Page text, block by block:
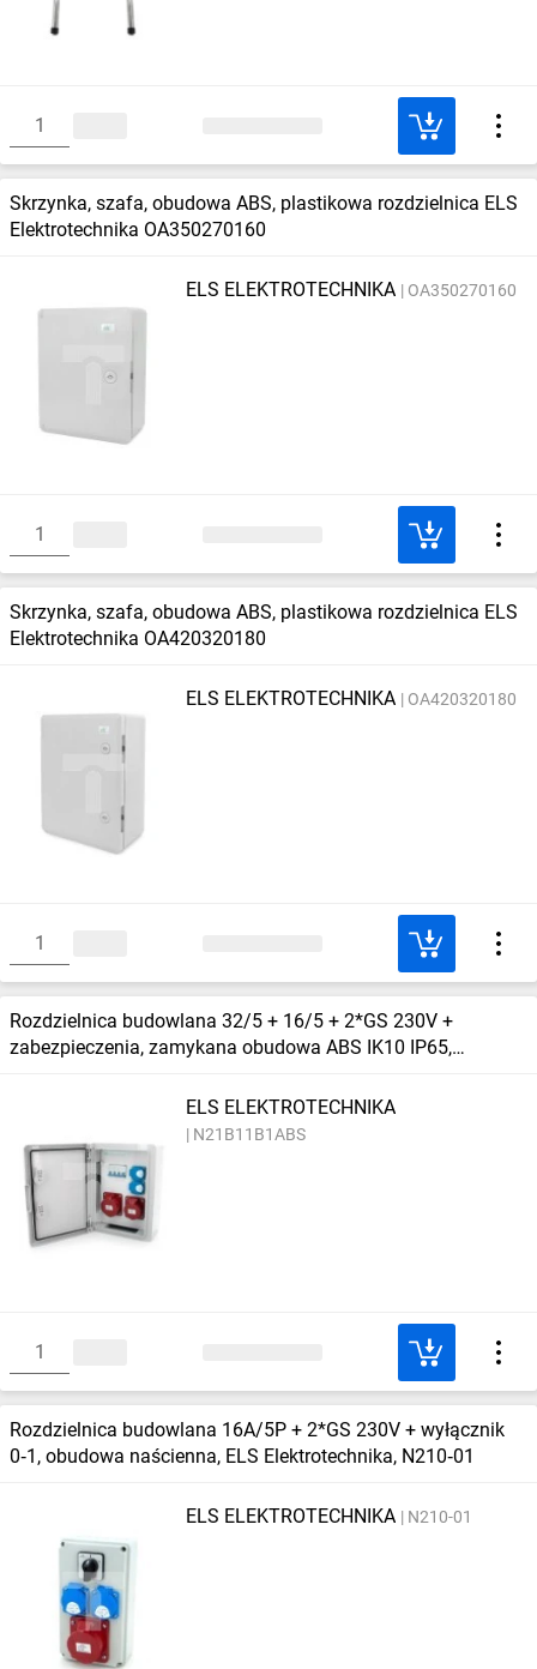
Skrzynka, szafa, obudowa ABS, plastikowa rozdzielnica ELS
Elektrotechnika OA350270160
ELS ELEKTROTECHNIKA OA350270160
Skrzynka, szafa, obudowa ABS, plastikowa rozdzielnica ELS
Elektrotechnika OA420320180
ELS ELEKTROTECHNIKA OA420320180
Rozdzielnica budowlana 32/5 + 16/5 + 2*GS 230V +
zabezpieczenia, zamykana obudowa ABS IK10 IP65,
ELS ELEKTROTECHNIKA
N21B11B1ABS
Rozdzielnica budowlana 16A/5P + 2*GS 230V + wyłącznik
0‑1, obudowa naścienna, ELS Elektrotechnika, N210‑01
ELS ELEKTROTECHNIKA N210-01